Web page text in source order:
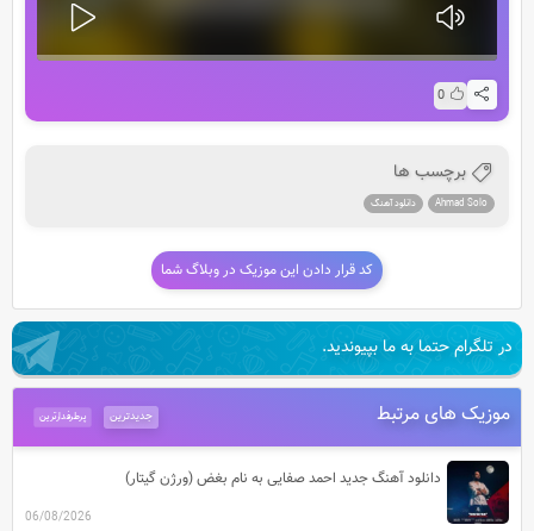
0
برچسب ها
Ahmad Solo دانلود آهنگ
کد قرار دادن این موزیک در وبلاگ شما
در تلگرام حتما به ما بپیوندید.
موزیک های مرتبط پرطرفدارترین جدیدترین
دانلود آهنگ جدید احمد صفایی به نام بغض (ورژن گیتار)
06/08/2026